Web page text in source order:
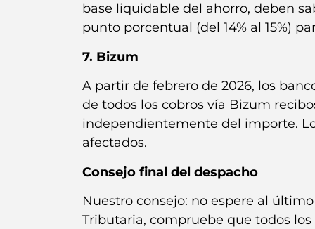
base liquidable del ahorro, deben
punto porcentual (del 14% al 15%)
7. Bizum
A partir de febrero de 2026, los
de todos los cobros vía Bizum
independientemente del importe.
afectados.
Consejo final del despacho
Nuestro consejo: no espere al
Tributaria, compruebe que todos